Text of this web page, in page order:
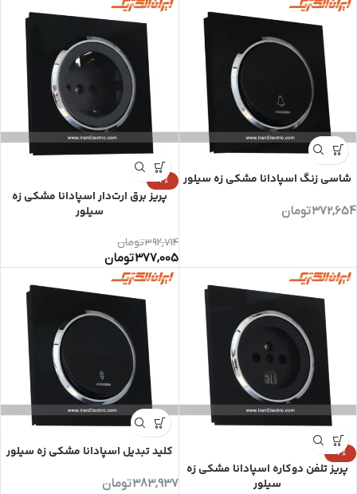
شاسی زنگ اسپادانا مشکی زه سیلور
372,654تومان
-4%
پریز برق ارت‌دار اسپادانا مشکی زه
سیلور
392,714تومان
377,005تومان
-4%
پریز تلفن دوکاره اسپادانا مشکی زه
سیلور
کلید تبدیل اسپادانا مشکی زه سیلور
383,937تومان